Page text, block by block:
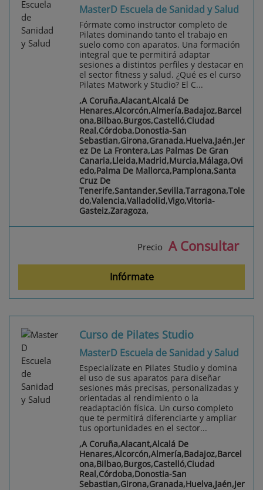
MasterD Escuela de Sanidad y Salud
Fórmate como instructor completo de
Pilates dominando tanto el trabajo en
suelo como con aparatos. Una formación
integral que te permitirá adaptar
sesiones a distintos perfiles y destacar en
el sector fitness y salud. ¿Qué es el curso
Pilates Matwork y Studio? El C...
,A Coruña,Alacant,Alcalá De
Henares,Alcorcón,Almería,Badajoz,Barcel
ona,Bilbao,Burgos,Castelló,Ciudad
Real,Córdoba,Donostia-San
Sebastian,Girona,Granada,Huelva,Jaén,Jer
ez De La Frontera,Las Palmas De Gran
Canaria,Lleida,Madrid,Murcia,Málaga,Ovi
edo,Palma De Mallorca,Pamplona,Santa
Cruz De
Tenerife,Santander,Sevilla,Tarragona,Tole
do,Valencia,Valladolid,Vigo,Vitoria-
Gasteiz,Zaragoza,
Precio A Consultar
Infórmate
Curso de Pilates Studio
MasterD Escuela de Sanidad y Salud
Especialízate en Pilates Studio y domina
el uso de sus aparatos para diseñar
sesiones más precisas, personalizadas y
orientadas al rendimiento o la
readaptación física. Un curso completo
que te permitirá diferenciarte y ampliar
tus oportunidades en el sector...
,A Coruña,Alacant,Alcalá De
Henares,Alcorcón,Almería,Badajoz,Barcel
ona,Bilbao,Burgos,Castelló,Ciudad
Real,Córdoba,Donostia-San
Sebastian,Girona,Granada,Huelva,Jaén,Jer